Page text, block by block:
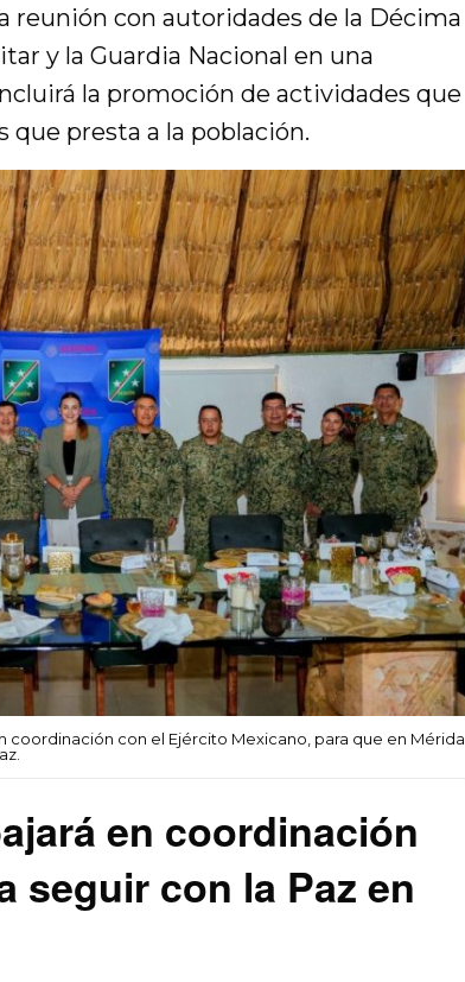
reunión con autoridades de la Décima
y la Guardia Nacional en una
la promoción de actividades que
que presta a la población.
coordinación con el Ejército Mexicano, para que en Mérida
en coordinación
seguir con la Paz en